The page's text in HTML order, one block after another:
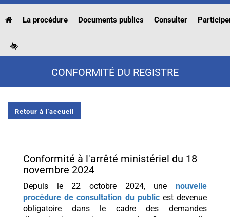
La procédure Documents publics Consulter
CONFORMITÉ DU REGISTRE
Retour à l'accueil
Conformité à l'arrêté ministériel du 18
novembre 2024
Depuis le 22 octobre 2024, une nouvelle
procédure de consultation du publicest devenue
obligatoire dans le cadre des demandes